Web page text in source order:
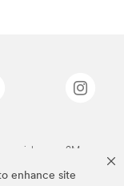
enhance site
von 3M.